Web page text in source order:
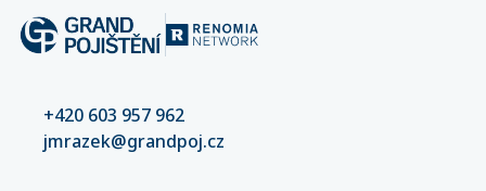
+420 603 957 962
jmrazek@grandpoj.cz